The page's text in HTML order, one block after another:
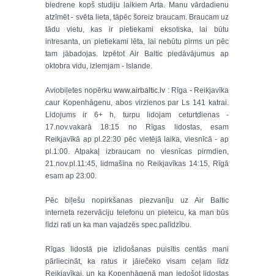
biedrene kopš studiju laikiem Arta. Manu vārdadienu
atzīmēt - svēta lieta, tāpēc šoreiz braucam. Braucam uz
tādu vietu, kas ir pietiekami eksotiska, lai būtu
intresanta, un pietiekami lēta, lai nebūtu pirms un pēc
tam jābadojas. Izpētot Air Baltic piedāvājumus ap
oktobra vidu, izlemjam - Islande.
Aviobiļetes nopērku www.airbaltic.lv : Rīga - Reikjavīka
caur Kopenhāgenu, abos virzienos par Ls 141 katrai.
Lidojums ir 6+ h, turpu lidojam ceturtdienas -
17.nov.vakarā 18:15 no Rīgas lidostas, esam
Reikjavīkā ap pl.22:30 pēc vietējā laika, viesnīcā - ap
pl.1:00. Atpakaļ izbraucam no viesnīcas pirmdien,
21.nov.pl.11:45, lidmašīna no Reikjavīkas 14:15, Rīgā
esam ap 23:00.
Pēc biļešu nopirkšanas piezvanīju uz Air Baltic
interneta rezervāciju telefonu un pieteicu, ka man būs
līdzi rati un ka man vajadzēs spec.palīdzību.
Rīgas lidostā pie izlidošanas puisītis centās mani
pārliecināt, ka ratus ir jāiečeko visam ceļam līdz
Reikjavīkai, un ka Kopenhāgenā man iedošot lidostas